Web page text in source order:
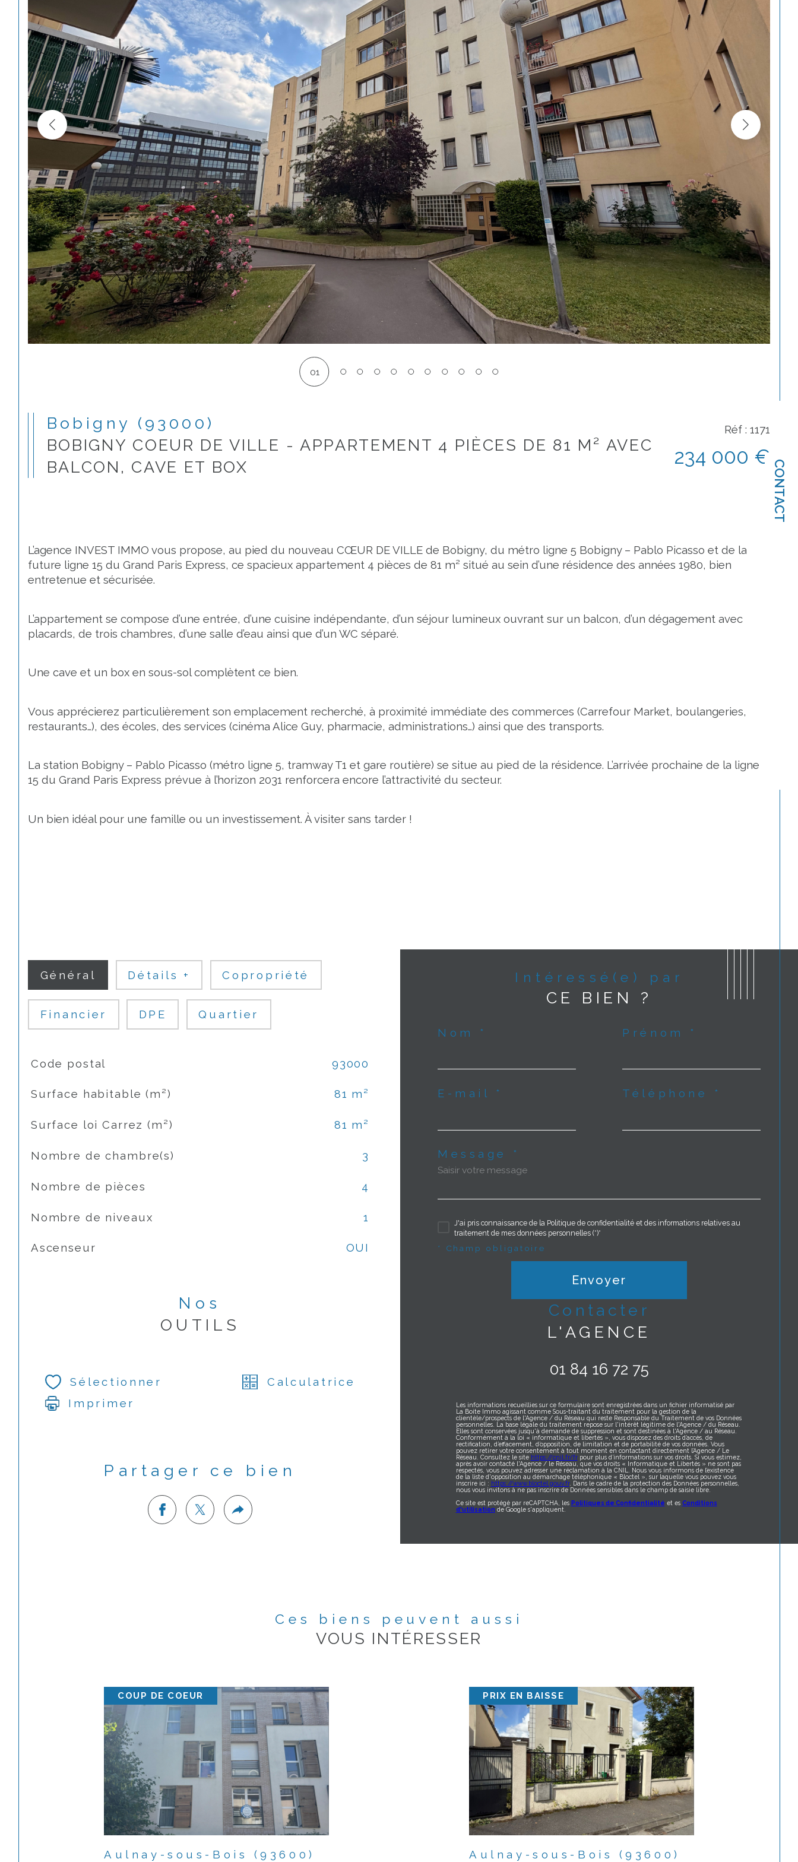
CONTACT
01
Bobigny (93000)
BOBIGNY COEUR DE VILLE - APPARTEMENT 4 PIÈCES DE 81 M² AVEC
BALCON, CAVE ET BOX
Réf : 1171
234 000 €
L’agence INVEST IMMO vous propose, au pied du nouveau CŒUR DE VILLE de Bobigny, du métro ligne 5 Bobigny – Pablo Picasso et de la
future ligne 15 du Grand Paris Express, ce spacieux appartement 4 pièces de 81 m² situé au sein d’une résidence des années 1980, bien
entretenue et sécurisée.
L’appartement se compose d’une entrée, d’une cuisine indépendante, d’un séjour lumineux ouvrant sur un balcon, d’un dégagement avec
placards, de trois chambres, d’une salle d’eau ainsi que d’un WC séparé.
Une cave et un box en sous-sol complètent ce bien.
Vous apprécierez particulièrement son emplacement recherché, à proximité immédiate des commerces (Carrefour Market, boulangeries,
restaurants…), des écoles, des services (cinéma Alice Guy, pharmacie, administrations…) ainsi que des transports.
La station Bobigny – Pablo Picasso (métro ligne 5, tramway T1 et gare routière) se situe au pied de la résidence. L’arrivée prochaine de la ligne
15 du Grand Paris Express prévue à l’horizon 2031 renforcera encore l’attractivité du secteur.
Un bien idéal pour une famille ou un investissement. À visiter sans tarder !
Général Détails + Copropriété
Financier DPE Quartier
TRAD_SIROCCO_Caracteristique
Code postal 93000
Surface habitable (m²) 81 m²
Surface loi Carrez (m²) 81 m²
Nombre de chambre(s) 3
Nombre de pièces 4
Nombre de niveaux 1
Ascenseur OUI
Nos
OUTILS
Sélectionner
Calculatrice
Imprimer
Partager ce bien
Intéressé(e) par
CE BIEN ?
Nom * Prénom *
E-mail * Téléphone *
Message *
J'ai pris connaissance de la Politique de confidentialité et des informations relatives au
traitement de mes données personnelles (*)*
* Champ obligatoire
Envoyer
contacter
L'AGENCE
01 84 16 72 75
Les informations recueillies sur ce formulaire sont enregistrées dans un fichier informatisé par
La Boite Immo agissant comme Sous-traitant du traitement pour la gestion de la
clientèle/prospects de l'Agence / du Réseau qui reste Responsable du Traitement de vos Données
personnelles. La base légale du traitement repose sur l'intérêt légitime de l'Agence / du Réseau.
Elles sont conservées jusqu'à demande de suppression et sont destinées à l'Agence / au Réseau.
Conformément à la loi « informatique et libertés », vous disposez des droits d’accès, de
rectification, d’effacement, d’opposition, de limitation et de portabilité de vos données. Vous
pouvez retirer votre consentement à tout moment en contactant directement l’Agence / Le
Réseau. Consultez le site https://cnil.fr/frpour plus d’informations sur vos droits. Si vous estimez,
après avoir contacté l'Agence / le Réseau, que vos droits « Informatique et Libertés » ne sont pas
respectés, vous pouvez adresser une réclamation à la CNIL. Nous vous informons de l’existence
de la liste d'opposition au démarchage téléphonique « Bloctel », sur laquelle vous pouvez vous
inscrire ici : https://www.bloctel.gouv.fr. Dans le cadre de la protection des Données personnelles,
nous vous invitons à ne pas inscrire de Données sensibles dans le champ de saisie libre.
Ce site est protégé par reCAPTCHA, les Politiques de Confidentialité et es Conditions
d'utilisation de Google s'appliquent.
Ces biens peuvent aussi
VOUS INTÉRESSER
COUP DE COEUR
Aulnay-sous-Bois (93600)
PRIX EN BAISSE
Aulnay-sous-Bois (93600)